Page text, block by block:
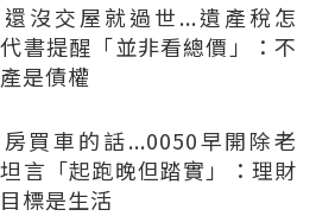
沒交屋就過世...遺產稅怎
書提醒「並非看總價」：不
是債權
買車的話...0050早開除老
言「起跑晚但踏實」：理財
標是生活